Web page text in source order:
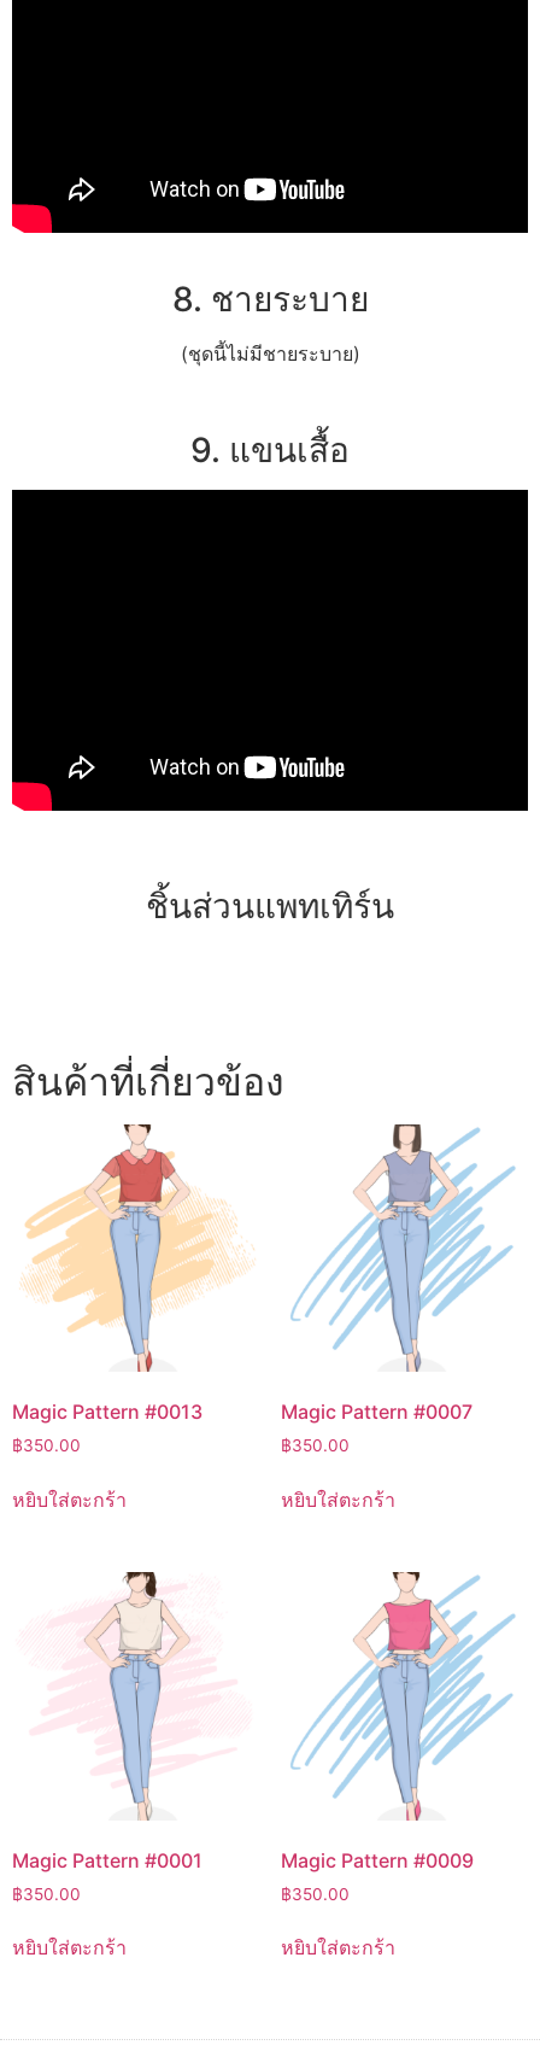
8. ชายระบาย
(ชุดนี้ไม่มีชายระบาย)
9. แขนเสื้อ
ชิ้นส่วนแพทเทิร์น
สินค้าที่เกี่ยวข้อง
Magic Pattern #0013
฿350.00
หยิบใส่ตะกร้า
Magic Pattern #0007
฿350.00
หยิบใส่ตะกร้า
Magic Pattern #0001
฿350.00
หยิบใส่ตะกร้า
Magic Pattern #0009
฿350.00
หยิบใส่ตะกร้า